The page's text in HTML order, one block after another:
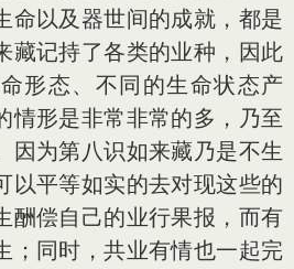
以及器世间的成就，都是
藏记持了各类的业种，因此
形态、不同的生命状态产
情形是非常非常的多，乃至
因为第八识如来藏乃是不生
以平等如实的去对现这些的
酬偿自己的业行果报，而有
；同时，共业有情也一起完